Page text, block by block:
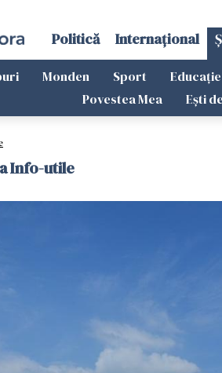
Politică Internațional
Monden Sport Educație
Povestea Mea
Ești
Info-utile